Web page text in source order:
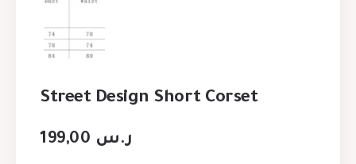
Street Design Short Corset
ر.س